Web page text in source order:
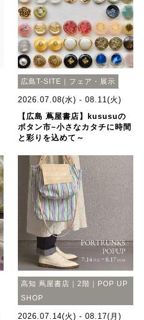
広島T-SITE｜フェア・展示
2026.07.08(水) - 08.11(火)
【広島 蔦屋書店】kususuの
ボタン市~小さなカタチに時間
と彩りを込めて～
高知 蔦屋書店｜2階｜POP UP
SHOP
2026.07.14(火) - 08.17(月)